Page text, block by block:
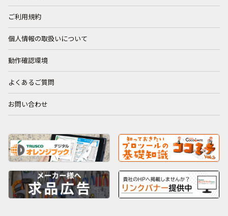
ご利用規約
個人情報の取扱いについて
動作確認環境
よくあるご質問
お問い合わせ